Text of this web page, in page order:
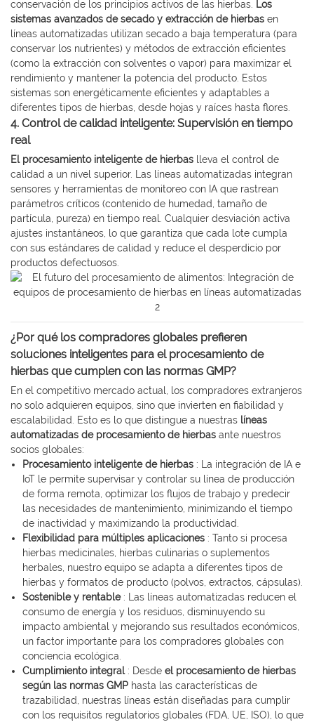
conservación de los principios activos de las hierbas. Los
sistemas avanzados de secado y extracción de hierbas en
líneas automatizadas utilizan secado a baja temperatura (para
conservar los nutrientes) y métodos de extracción eficientes
(como la extracción con solventes o vapor) para maximizar el
rendimiento y mantener la potencia del producto. Estos
sistemas son energéticamente eficientes y adaptables a
diferentes tipos de hierbas, desde hojas y raíces hasta flores.
4. Control de calidad inteligente: Supervisión en tiempo
real
El procesamiento inteligente de hierbas lleva el control de
calidad a un nivel superior. Las líneas automatizadas integran
sensores y herramientas de monitoreo con IA que rastrean
parámetros críticos (contenido de humedad, tamaño de
partícula, pureza) en tiempo real. Cualquier desviación activa
ajustes instantáneos, lo que garantiza que cada lote cumpla
con sus estándares de calidad y reduce el desperdicio por
productos defectuosos.
¿Por qué los compradores globales prefieren
soluciones inteligentes para el procesamiento de
hierbas que cumplen con las normas GMP?
En el competitivo mercado actual, los compradores extranjeros
no solo adquieren equipos, sino que invierten en fiabilidad y
escalabilidad. Esto es lo que distingue a nuestras líneas
automatizadas de procesamiento de hierbas ante nuestros
socios globales:
Procesamiento inteligente de hierbas: La integración de IA e
IoT le permite supervisar y controlar su línea de producción
de forma remota, optimizar los flujos de trabajo y predecir
las necesidades de mantenimiento, minimizando el tiempo
de inactividad y maximizando la productividad.
Flexibilidad para múltiples aplicaciones: Tanto si procesa
hierbas medicinales, hierbas culinarias o suplementos
herbales, nuestro equipo se adapta a diferentes tipos de
hierbas y formatos de producto (polvos, extractos, cápsulas).
Sostenible y rentable: Las líneas automatizadas reducen el
consumo de energía y los residuos, disminuyendo su
impacto ambiental y mejorando sus resultados económicos,
un factor importante para los compradores globales con
conciencia ecológica.
Cumplimiento integral: Desde el procesamiento de hierbas
según las normas GMPhasta las características de
trazabilidad, nuestras líneas están diseñadas para cumplir
con los requisitos regulatorios globales (FDA, UE, ISO), lo que